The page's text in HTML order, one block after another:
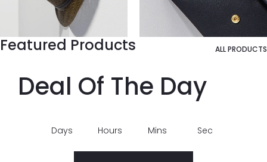
Featured Products ALL PRODUCTS
Deal Of The Day
Days Hours Mins Sec